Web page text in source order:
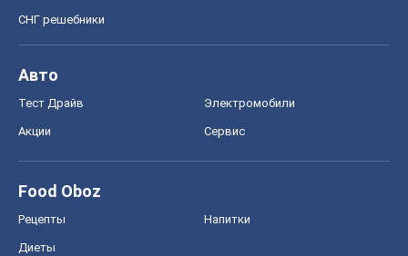
СНГ решебники
Авто
Тест Драйв Электромобили
Акции Сервис
Food Oboz
Рецепты Напитки
Диеты